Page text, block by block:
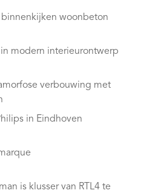
binnenkijken woonbeton
modern interieurontwerp
verbouwing met
in Eindhoven
is klusser van RTL4 te